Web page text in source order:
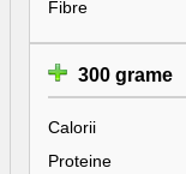
Fibre
300 grame
Calorii
Proteine